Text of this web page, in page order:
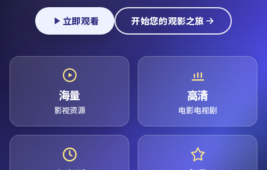
立即观看 开始您的观影之旅
海量
影视资源
高清
电影电视剧